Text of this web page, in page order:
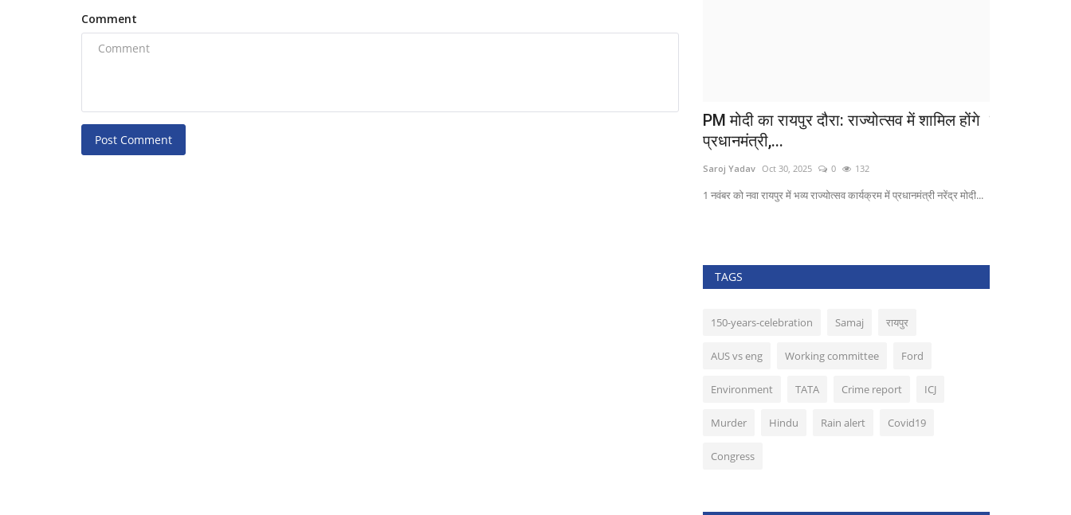
Comment
Post Comment
मदरसे की आड़ में नकली नोट की फैक्टरी, मौलवी
सहित 4 गिरफ्तार,...
PM मोदी का रायपुर दौरा: राज्योत्सव में शामिल होंगे
प्रधानमंत्री,...
Saroj Yadav Oct 30, 2025 0 132
1 नवंबर को नवा रायपुर में भव्य राज्योत्सव कार्यक्रम में प्रधानमंत्री नरेंद्र मोदी...
TAGS
150-years-celebration Samaj रायपुर
AUS vs eng Working committee Ford
Environment TATA Crime report ICJ
Murder Hindu Rain alert Covid19
Congress